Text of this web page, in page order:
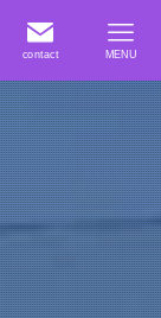
contact MENU